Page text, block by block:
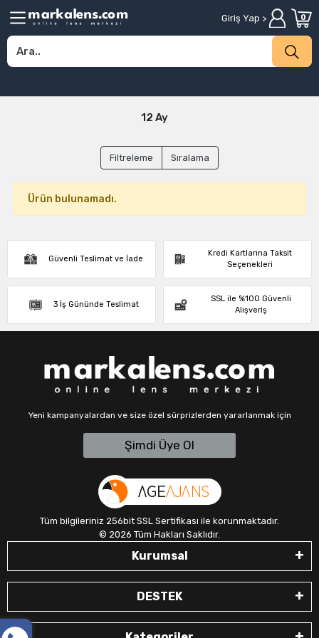
Giriş Yap > 0
12 Ay
Filtreleme Sıralama
Ürün bulunamadı.
Güvenli Teslimat ve İade
Kredi Kartlarına Taksit
Seçenekleri
3 İş Gününde Teslimat
SSL ile %100 Güvenli
Alışveriş
Yeni kampanyalardan ve size özel sürprizlerden yararlanmak için
Şimdi Üye Ol
Tüm bilgileriniz 256bit SSL Sertifikası ile korunmaktadır.
© 2026 Tüm Hakları Saklıdır.
Kurumsal
DESTEK